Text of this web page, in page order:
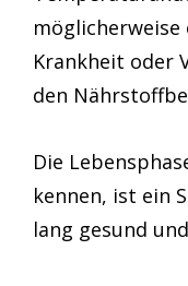
Krankheit oder
den
Die
kennen, ist ein
lang gesund